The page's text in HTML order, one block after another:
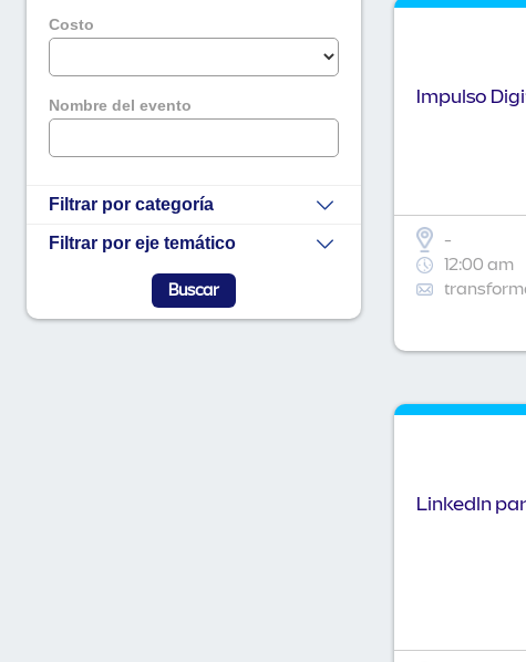
Costo
Nombre del evento
Filtrar por categoría
Filtrar por eje temático
Impulso
-
12:00 am
Linkedln